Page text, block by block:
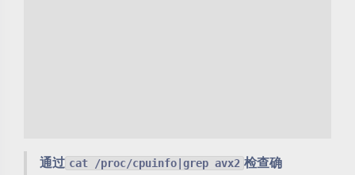
通过 cat /proc/cpuinfo|grep avx2 检查确